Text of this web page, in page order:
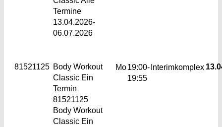
Termine
13.04.2026-
06.07.2026
81521125 Body Workout
Classic Ein
Termin
81521125
Body Workout
Classic Ein
Mo19:00-
19:55
Interimkomplex